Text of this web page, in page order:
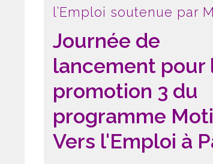
l’Emploi soutenue par
Journée de
lancement pour
promotion 3 du
programme
Vers l'Emploi à